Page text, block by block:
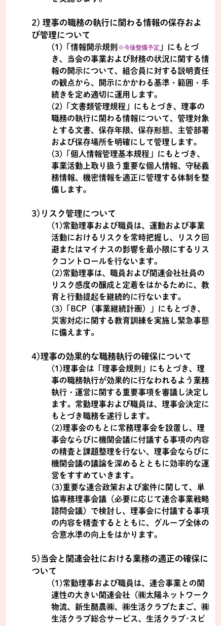
2) 理事の職務の執行に関わる情報の保存およ
び管理について
(1)「情報開示規則 ※今後整備予定 」にもとづ
き、当会の事業および財務の状況に関する情
報の開示について、組合員に対する説明責任
の観点から、開示にかかわる基準・範囲・手
続きを定め適切に運用します。
(2)「文書類管理規程」にもとづき、理事の
職務の執行に関わる情報について、管理対象
とする文書、保存年限、保存形態、主管部署
および保存場所を明確にして管理します。
(3)「個人情報管理基本規程」にもとづき、
事業活動上取り扱う重要な個人情報、守秘義
務情報、機密情報を適正に管理する体制を整
備します。
3)リスク管理について
(1)常勤理事および職員は、運動および事業
活動におけるリスクを常時把握し、リスク回
避またはマイナスの影響を最小限にするリス
クコントロールを行ないます。
(2)常勤理事は、職員および関連会社社員の
リスク感度の醸成と定着をはかるために、教
育と行動提起を継続的に行ないます。
(3)「BCP（事業継続計画）」にもとづき、
災害対応に関する教育訓練を実施し緊急事態
に備えます。
4)理事の効果的な職務執行の確保について
(1)理事会は「理事会規則」にもとづき、理
事の職務執行が効果的に行なわれるよう業務
執行・運営に関する重要事項を審議し決定し
ます。常勤理事および職員は、理事会決定に
もとづき職務を遂行します。
(2)理事会のもとに常務理事会を設置し、理
事会ならびに機関会議に付議する事項の内容
の精査と課題整理を行ない、理事会ならびに
機関会議の議論を深めるとともに効率的な運
営をすすめていきます。
(3)重要な連合政策および案件に関して、単
協専務理事会議（必要に応じて連合事業戦略
諮問会議）で検討し、理事会に付議する事項
の内容を精査するとともに、グループ全体の
合意水準の向上をはかります。
5)当会と関連会社における業務の適正の確保に
ついて
(1)常勤理事および職員は、連合事業との関
連性の大きい関連会社（㈱太陽ネットワーク
物流、新生酪農㈱、㈱生活クラブたまご、㈱
生活クラブ総合サービス、生活クラブ･スピ